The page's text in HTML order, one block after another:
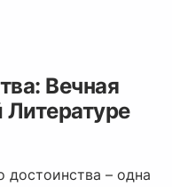
Вечная
достоинства – одна